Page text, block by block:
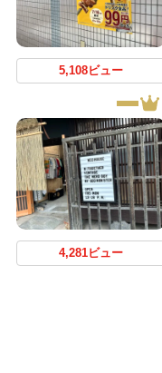
5,108ビュー
4,281ビュー